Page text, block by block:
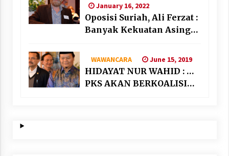
January 16, 2022
Oposisi Suriah, Ali Ferzat :
Banyak Kekuatan Asing
WAWANCARA June 15, 2019
HIDAYAT NUR WAHID : …
PKS AKAN BERKOALISI